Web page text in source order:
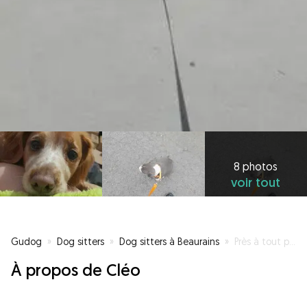
8 photos
voir tout
Gudog » Dog sitters » Dog sitters à Beaurains » Près à tout pour les toutous
À propos de Cléo